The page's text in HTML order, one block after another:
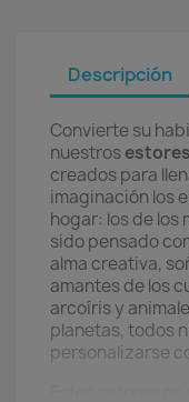
Descripción
Convierte su
nuestros
creados para
imaginación los
hogar: los de los
sido pensado
alma creativa,
amantes de los
arcoíris y
planetas, todos
personalizarse